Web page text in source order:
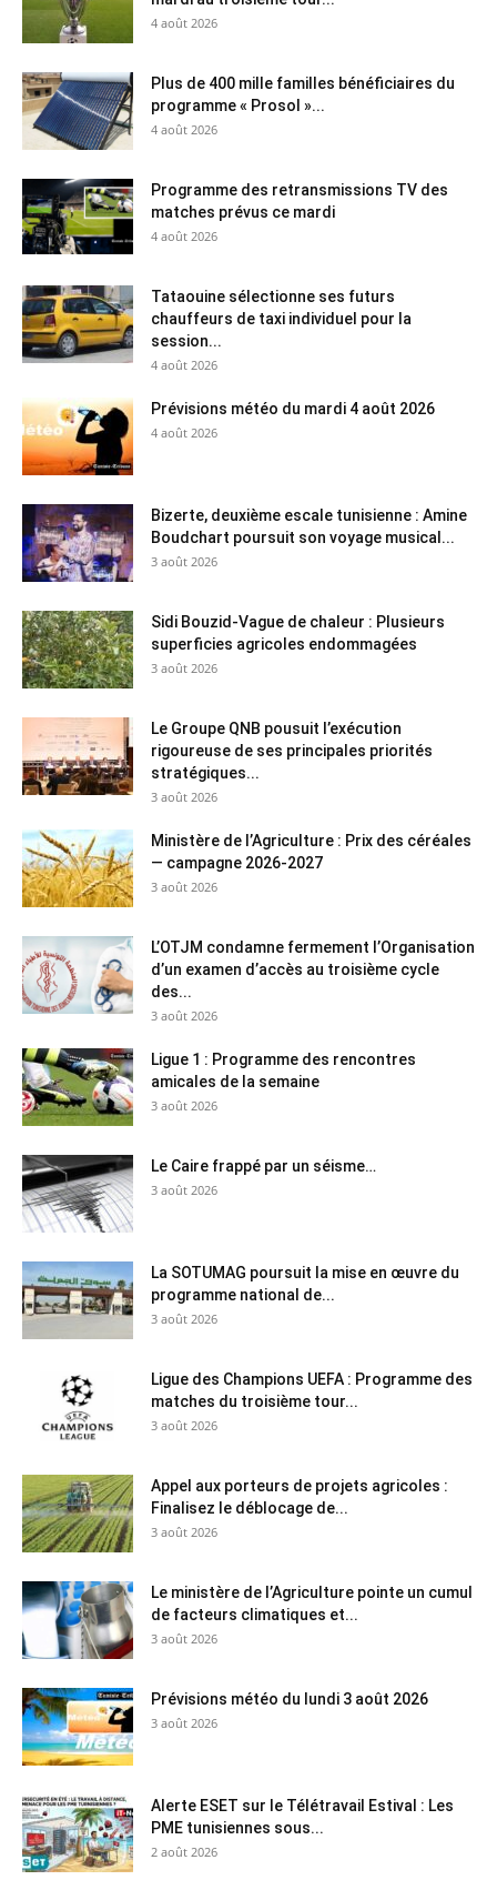
4 août 2026
Plus de 400 mille familles bénéficiaires du
programme « Prosol »...
4 août 2026
Programme des retransmissions TV des
matches prévus ce mardi
4 août 2026
Tataouine sélectionne ses futurs
chauffeurs de taxi individuel pour la
session...
4 août 2026
Prévisions météo du mardi 4 août 2026
4 août 2026
Bizerte, deuxième escale tunisienne : Amine
Boudchart poursuit son voyage musical...
3 août 2026
Sidi Bouzid-Vague de chaleur : Plusieurs
superficies agricoles endommagées
3 août 2026
Le Groupe QNB pousuit l’exécution
rigoureuse de ses principales priorités
stratégiques...
3 août 2026
Ministère de l’Agriculture : Prix des céréales
— campagne 2026-2027
3 août 2026
L’OTJM condamne fermement l’Organisation
d’un examen d’accès au troisième cycle
des...
3 août 2026
Ligue 1 : Programme des rencontres
amicales de la semaine
3 août 2026
Le Caire frappé par un séisme…
3 août 2026
La SOTUMAG poursuit la mise en œuvre du
programme national de...
3 août 2026
Ligue des Champions UEFA : Programme des
matches du troisième tour...
3 août 2026
Appel aux porteurs de projets agricoles :
Finalisez le déblocage de...
3 août 2026
Le ministère de l’Agriculture pointe un cumul
de facteurs climatiques et...
3 août 2026
Prévisions météo du lundi 3 août 2026
3 août 2026
Alerte ESET sur le Télétravail Estival : Les
PME tunisiennes sous...
2 août 2026